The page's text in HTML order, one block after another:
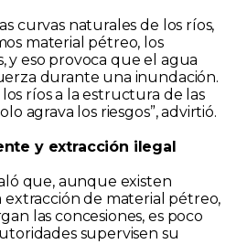
curvas naturales de los ríos,
material pétreo, los
y eso provoca que el agua
durante una inundación.
ríos a la estructura de las
agrava los riesgos”, advirtió.
y extracción ilegal
que, aunque existen
extracción de material pétreo,
las concesiones, es poco
supervisen su